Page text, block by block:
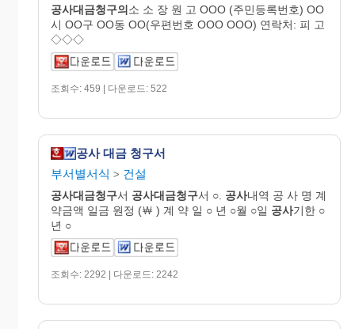
공사대금청구의소 소 장 원 고 OOO (주민등록번호) OO
시 OO구 OO동 OO(우편번호 OOO OOO) 연락처: 피 고
◇◇◇
조회수: 459 | 다운로드: 522
공사 대금 청구서
부서별서식 > 건설
공사대금청구서 공사대금청구서 ○. 공사내역 공 사 명 계
약금액 일금 원정 (￦ ) 계 약 일 ○ 년 ○월 ○일 공사기한 ○
년 ○
조회수: 2292 | 다운로드: 2242